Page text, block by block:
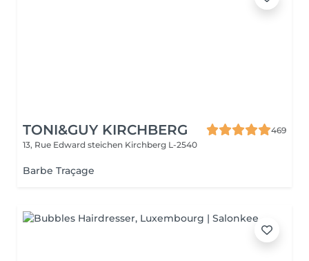
TONI&GUY KIRCHBERG
469
13, Rue Edward steichen Kirchberg L-2540
Barbe Traçage